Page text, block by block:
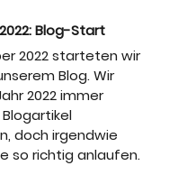
Blog-Start
2022 starteten wir
Blog. Wir
2022 immer
doch irgendwie
so richtig anlaufen.